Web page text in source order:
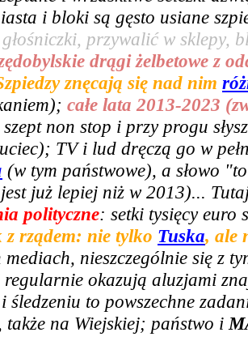
i bloki są gęsto usiane
przywalić w sklepy,
drągi żelbetowe z
znęcają się nad nim
całe lata 2013-2023
szept non stop i przy progu
TV i lud dręczą go w
(w tym państwowe), a słowo
już lepiej niż w 2013)...
polityczne: setki tysięcy euro
z rządem: nie tylko Tuska, ale
mediach, nieszczególnie się
regularnie okazują aluzjami
to powszechne
także na Wiejskiej; państwo i